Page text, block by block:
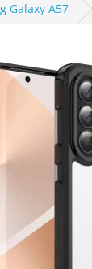
Galaxy A57